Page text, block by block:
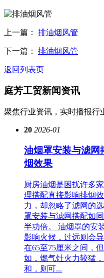
上一篇： 排油烟风管
下一篇： 排油烟风管
返回列表页
庭芳工贸新闻资讯
聚焦行业资讯，实时播报行
20 2026-01
油烟罩安装与滤网
烟效果
厨房油烟是困扰许多
理搭配直接影响排烟
力，却忽略了滤网的
罩安装与滤网搭配如
半功倍。 油烟罩的安
影响火候，过远则会
在65至75厘米之间，
如，燃气灶火力较猛
和，则可...